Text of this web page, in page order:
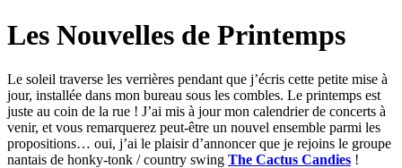
Les Nouvelles de Printemps
Le soleil traverse les verrières pendant que j’écris cette petite mise à
jour, installée dans mon bureau sous les combles. Le printemps est
juste au coin de la rue ! J’ai mis à jour mon calendrier de concerts à
venir, et vous remarquerez peut-être un nouvel ensemble parmi les
propositions… oui, j’ai le plaisir d’annoncer que je rejoins le groupe
nantais de honky-tonk / country swing The Cactus Candies !